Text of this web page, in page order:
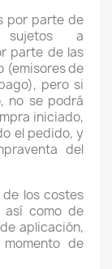
por parte de
sujetos a
parte de las
(emisores de
pero si
no se podrá
iniciado,
el pedido, y
del
los costes
así como de
aplicación,
de